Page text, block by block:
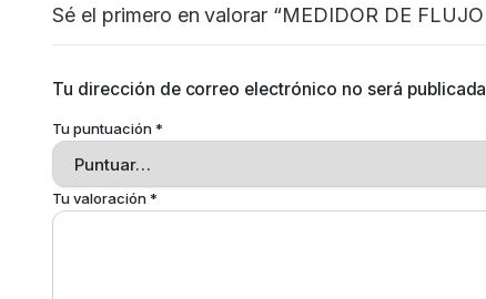
Sé el primero en valorar “MEDIDOR DE
Tu dirección de correo electrónico no será
Tu puntuación*
Tu valoración*